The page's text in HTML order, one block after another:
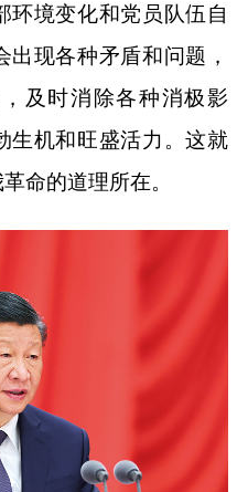
环境变化和党员队伍自
现各种矛盾和问题，
及时消除各种消极影
生机和旺盛活力。这就
命的道理所在。